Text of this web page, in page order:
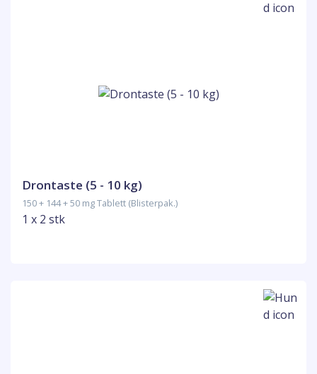
Drontaste (5 - 10 kg)
150 + 144 + 50 mg Tablett (Blisterpak.)
1 x 2 stk